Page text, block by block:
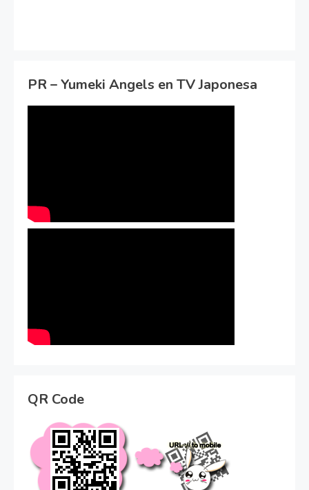
PR – Yumeki Angels en TV Japonesa
QR Code